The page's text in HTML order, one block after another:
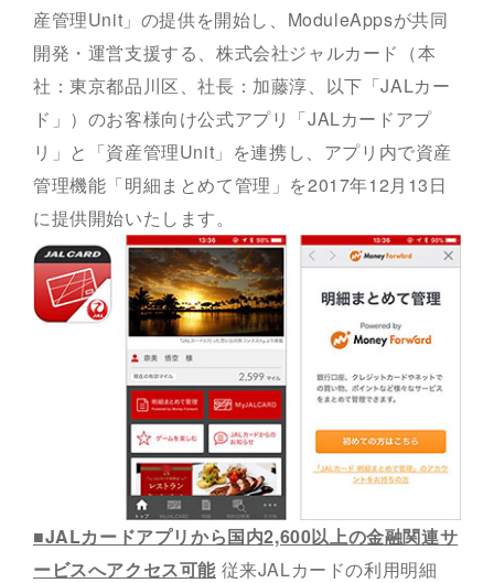
産管理Unit」の提供を開始し、ModuleAppsが共同
開発・運営支援する、株式会社ジャルカード（本
社：東京都品川区、社長：加藤淳、以下「JALカー
ド」）のお客様向け公式アプリ「JALカードアプ
リ」と「資産管理Unit」を連携し、アプリ内で資産
管理機能「明細まとめて管理」を2017年12月13日
に提供開始いたします。
■JALカードアプリから国内2,600以上の金融関連サ
ービスへアクセス可能 従来JALカードの利用明細